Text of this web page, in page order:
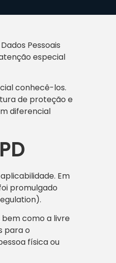
Pessoais
especial
conhecê-los.
de proteção e
diferencial
Em
promulgado
como a livre
para o
física ou